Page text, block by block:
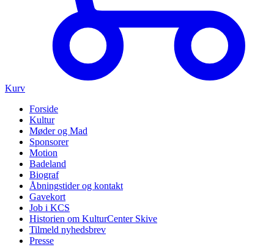
Kurv
Forside
Kultur
Møder og Mad
Sponsorer
Motion
Badeland
Biograf
Åbningstider og kontakt
Gavekort
Job i KCS
Historien om KulturCenter Skive
Tilmeld nyhedsbrev
Presse